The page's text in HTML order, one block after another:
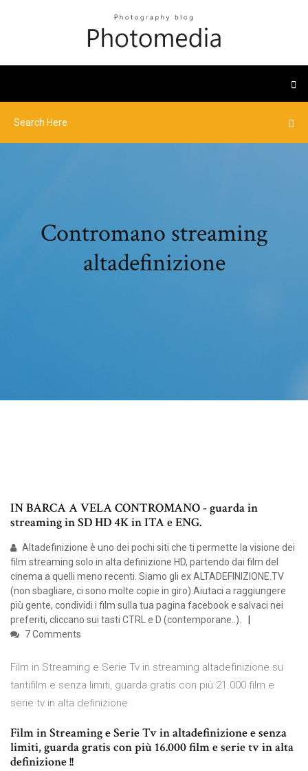
Contromano streaming
altadefinizione
IN BARCA A VELA CONTROMANO - guarda in
streaming in SD HD 4K in ITA e ENG.
Altadefinizione è uno dei pochi siti che ti permette la visione dei
film streaming solo in alta definizione HD, partendo dai film del
cinema a quelli meno recenti. Siamo gli ex ALTADEFINIZIONE.TV
(non sbagliare, ci sono molte copie in giro).Aiutaci a raggiungere
più gente, condividi i film sulla tua pagina facebook e salvaci nei
preferiti, cliccano sui tasti CTRL e D (contemporane..).
7 Comments
Film in Streaming e Serie Tv in streaming altadefinizione su
tantifilm e senza limiti, guarda gratis con più 21.000 film e
serie tv in alta definizione
Film in Streaming e Serie Tv in altadefinizione e senza
limiti, guarda gratis con più 16.000 film e serie tv in alta
definizione !!